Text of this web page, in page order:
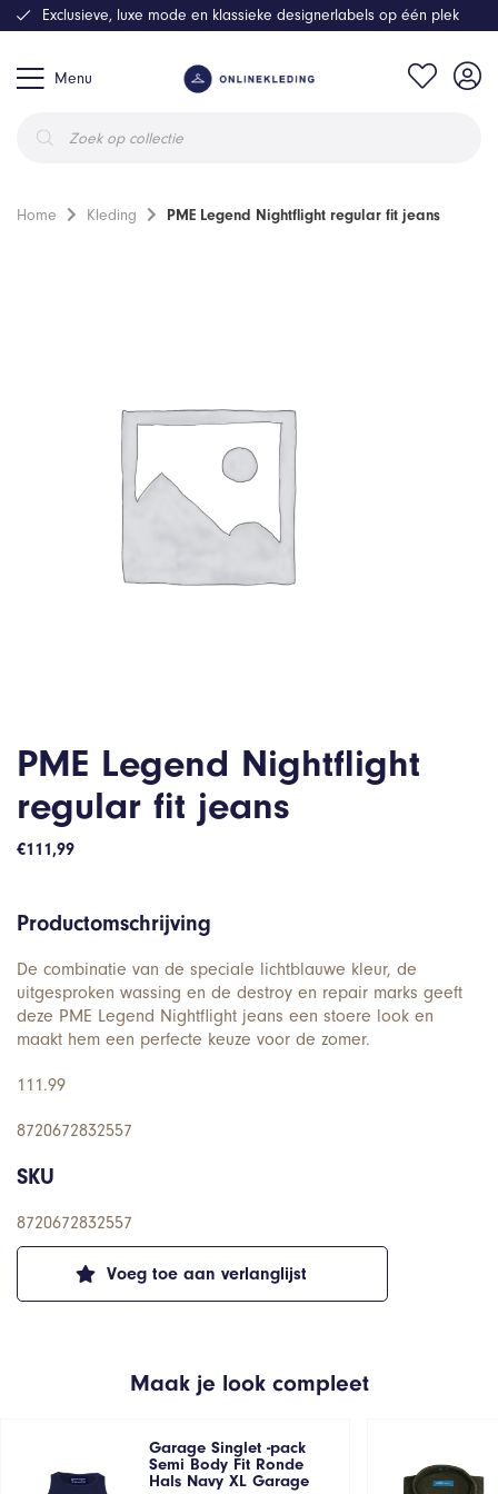
Menu
zoeken
Exclusieve, luxe mode en klassieke designerlabels op één plek
Home Kleding PME Legend Nightflight regular fit jeans
PME Legend Nightflight
regular fit jeans
€111,99
Voeg toe aan verlanglijst
Productomschrijving
De combinatie van de speciale lichtblauwe kleur, de
uitgesproken wassing en de destroy en repair marks geeft
deze PME Legend Nightflight jeans een stoere look en
maakt hem een perfecte keuze voor de zomer.
111.99
8720672832557
SKU
8720672832557
Maak je look compleet
Garage Singlet -pack
Semi Body Fit Ronde
Hals Navy XL Garage